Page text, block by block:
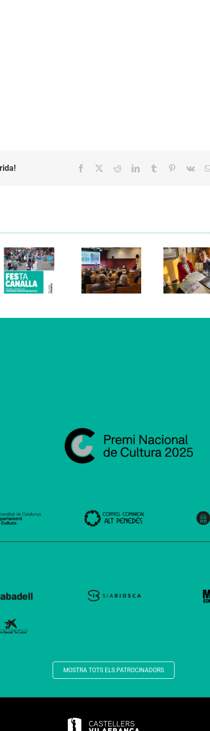
Facebook RedditLinkedInTumblr Pinterest
Vk
Cal Figarot
lidera el
primer
d’energia
comunitària
Els Verds
presenten el
llibre
“Petita
història
dels
MOSTRA TOTS ELS PATROCINADORS